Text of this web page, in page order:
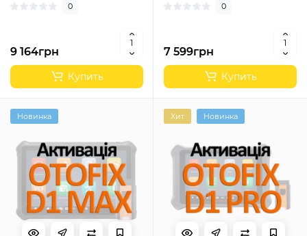
0
9 164грн
Купить
0
7 599грн
Купить
Новинка Хит Новинка